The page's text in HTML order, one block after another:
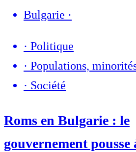
Bulgarie ·
· Politique
· Populations,
· Société
Roms en Bulgarie : le
gouvernement pousse